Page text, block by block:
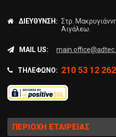
ΔΙΕΎΘΥΝΣΗ: Στρ.
Αιγάλεω.
MAIL US:
ΤΗΛΈΦΩΝΟ: 210 53 12 262
ΠΕΡΙΟΧΉ ΕΤΑΙΡΕΊΑΣ